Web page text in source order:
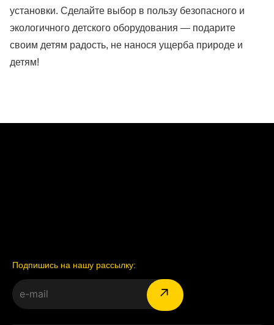
установки. Сделайте выбор в пользу безопасного и
экологичного детского оборудования — подарите
своим детям радость, не нанося ущерба природе и
детям!
Подпишись на нашу рассылку: